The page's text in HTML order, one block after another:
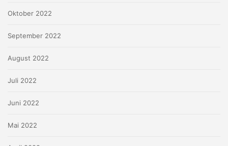
Oktober 2022
September 2022
August 2022
Juli 2022
Juni 2022
Mai 2022